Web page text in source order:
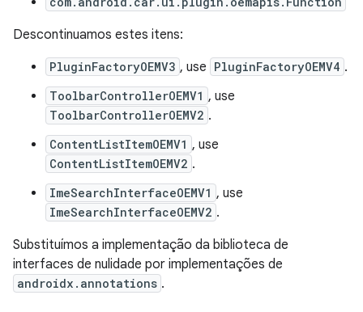
Descontinuamos estes itens:
PluginFactoryOEMV3 , use PluginFactoryOEMV4 .
ToolbarControllerOEMV1 , use
ToolbarControllerOEMV2 .
ContentListItemOEMV1 , use
ContentListItemOEMV2 .
ImeSearchInterfaceOEMV1 , use
ImeSearchInterfaceOEMV2 .
Substituímos a implementação da biblioteca de
interfaces de nulidade por implementações de
androidx.annotations .